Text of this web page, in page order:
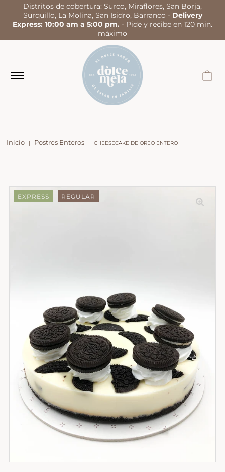
Distritos de cobertura: Surco, Miraflores, San Borja,
Surquillo, La Molina, San Isidro, Barranco - Delivery
Express: 10:00 am a 5:00 pm. - Pide y recibe en 120 min.
máximo
Inicio | Postres Enteros | CHEESECAKE DE OREO ENTERO
EXPRESS REGULAR